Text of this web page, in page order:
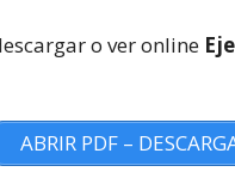
o ver online
ABRIR PDF –